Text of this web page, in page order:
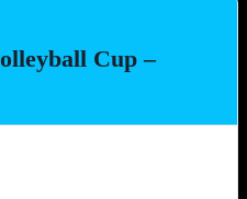
Aufstellung
Cup –